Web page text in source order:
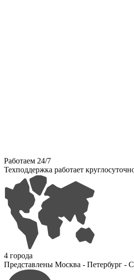
Работаем 24/7
Техподдержка работает
4 города
Представлены Москва - Петербург -